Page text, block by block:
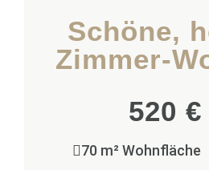
Schöne,
Zimmer-
520 €
70 m² Wohnfläche